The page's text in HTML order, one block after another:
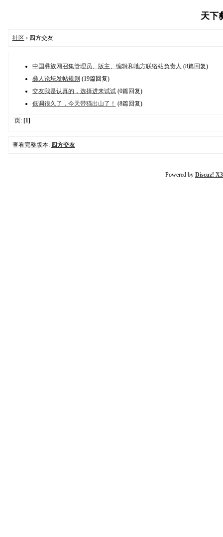
天下
社区 › 四方交友
中国彝族网召集管理员、版主、编辑和地方联络站负责人 (8篇回复)
彝人论坛发帖规则 (19篇回复)
交友我是认真的，选择进来试试(0篇回复)
低调很久了，今天带猫出山了！ (8篇回复)
页: [1]
查看完整版本: 四方交友
Powered by Discuz!